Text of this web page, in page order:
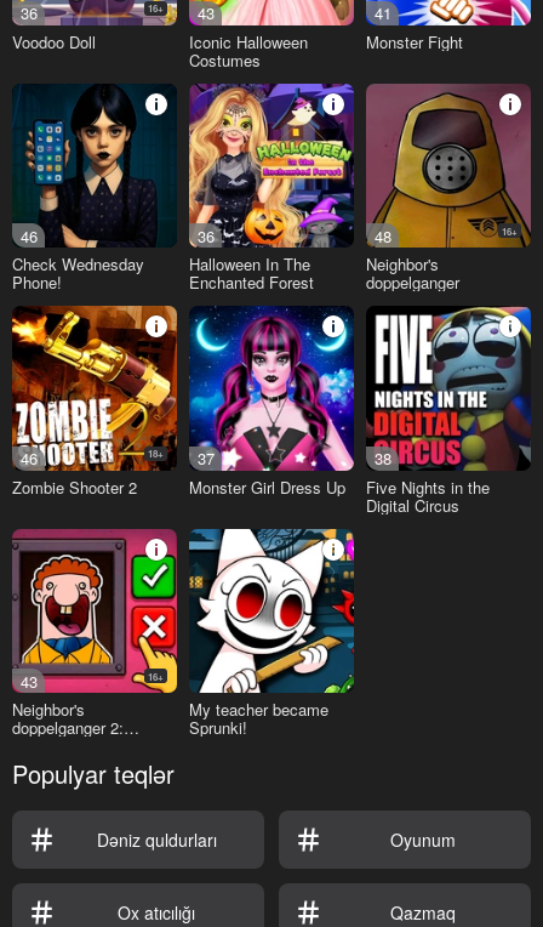
36 16+
Voodoo Doll
43
Iconic Halloween
Costumes
41
Monster Fight
46
Check Wednesday
Phone!
36
Halloween In The
Enchanted Forest
48 16+
Neighbor's
doppelganger
46 18+
Zombie Shooter 2
37
Monster Girl Dress Up
38
Five Nights in the
Digital Circus
43 16+
Neighbor's
doppelganger 2:
My teacher became
Sprunki!
Populyar teqlər
Dəniz quldurları Oyunum
Ox atıcılığı Qazmaq